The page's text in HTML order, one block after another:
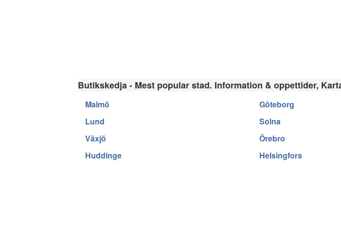
Butikskedja - Mest popular stad. Information & oppettider,
Malmö Göteborg
Lund
Solna
Växjö
Örebro
Huddinge
Helsingfors